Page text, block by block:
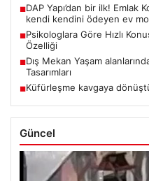
■DAP Yapı’dan bir ilk!
kendi kendini ödeyen ev
■Psikologlara Göre Hızlı
Özelliği
■Dış Mekan Yaşam
Tasarımları
■Küfürleşme kavgaya
Güncel